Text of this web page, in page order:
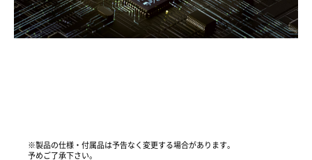
※製品の仕様・付属品は予告なく変更する場合があります。
予めご了承下さい。